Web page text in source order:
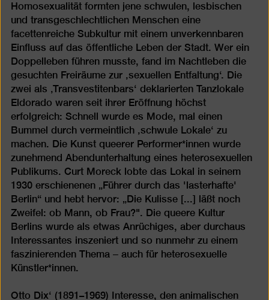
Homosexualität formten jene schwulen, lesbischen
und transgeschlechtlichen Menschen eine
facettenreiche Subkultur mit einem unverkennbaren
Einfluss auf das öffentliche Leben der Stadt. Wer ein
Doppelleben führen musste, fand im Nachtleben die
gesuchten Freiräume zur ‚sexuellen Entfaltung‘. Die
zwei als ‚Transvestitenbars‘ deklarierten Tanzlokale
Eldorado waren seit ihrer Eröffnung höchst
erfolgreich: Schnell wurde es Mode, mal einen
Bummel durch vermeintlich ‚schwule Lokale‘ zu
machen. Die Kunst queerer Performer*innen wurde
zunehmend Abendunterhaltung eines heterosexuellen
Publikums. Curt Moreck lobte das Lokal in seinem
1930 erschienenen „Führer durch das 'lasterhafte'
Berlin“ und hebt hervor: „Die Kulisse [...] läßt noch
Zweifel: ob Mann, ob Frau?". Die queere Kultur
Berlins wurde als etwas Anrüchiges, aber durchaus
Interessantes inszeniert und so nunmehr zu einem
faszinierenden Thema ‒ auch für heterosexuelle
Künstler*innen.
Otto Dix‘ (1891–1969) Interesse, den animalischen